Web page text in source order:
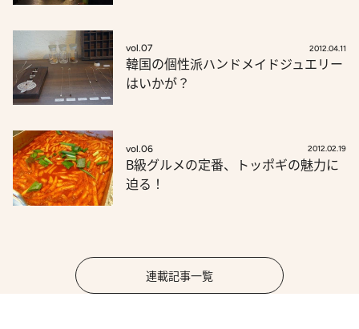
vol.07 2012.04.11
韓国の個性派ハンドメイドジュエリー
はいかが？
vol.06 2012.02.19
B級グルメの定番、トッポギの魅力に
迫る！
連載記事一覧